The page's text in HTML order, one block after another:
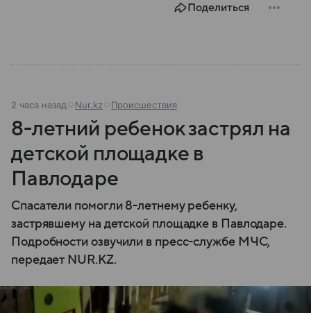
Поделиться
2 часа назад Nur.kz Происшествия
8-летний ребенок застрял на
детской площадке в
Павлодаре
Спасатели помогли 8-летнему ребенку,
застрявшему на детской площадке в Павлодаре.
Подробности озвучили в пресс-службе МЧС,
передает NUR.KZ.